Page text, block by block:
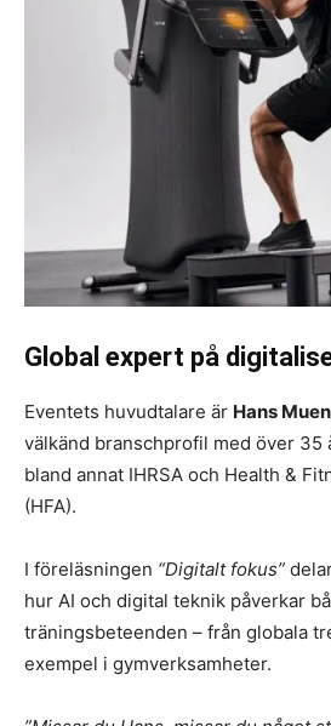
Global expert på
Eventets huvudtalare är Hans
välkänd branschprofil med över 35
bland annat IHRSA och Health &
(HFA).
I föreläsningen “Digitalt fokus”
hur AI och digital teknik påverkar
träningsbeteenden – från globala
exempel i gymverksamheter.